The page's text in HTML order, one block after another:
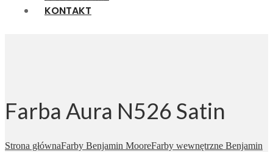
KONTAKT
Farba Aura N526 Satin
Strona głównaFarby Benjamin MooreFarby wewnętrzne Benjamin